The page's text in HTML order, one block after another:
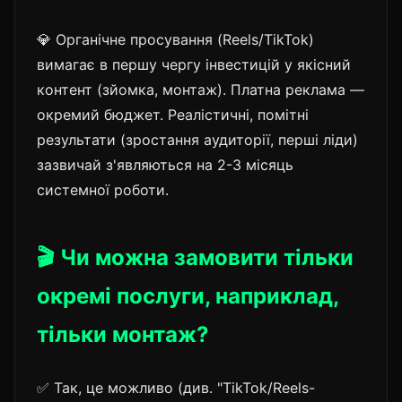
💎 Органічне просування (Reels/TikTok)
вимагає в першу чергу інвестицій у якісний
контент (зйомка, монтаж). Платна реклама —
окремий бюджет. Реалістичні, помітні
результати (зростання аудиторії, перші ліди)
зазвичай з'являються на 2-3 місяць
системної роботи.
🎬 Чи можна замовити тільки
окремі послуги, наприклад,
тільки монтаж?
✅ Так, це можливо (див. "TikTok/Reels-